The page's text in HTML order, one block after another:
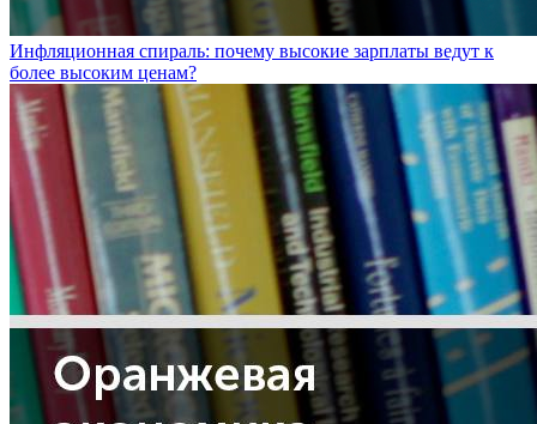
Инфляционная спираль: почему высокие зарплаты ведут к
более высоким ценам?